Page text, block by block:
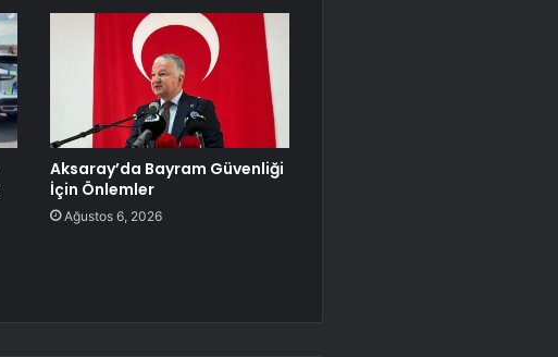
Aksaray’da Bayram Güvenliği
İçin Önlemler
Ağustos 6, 2026